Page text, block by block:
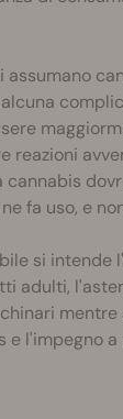
reazioni
cannabis
fa uso, e
si intende
adulti,
mentre
e l'impegno a